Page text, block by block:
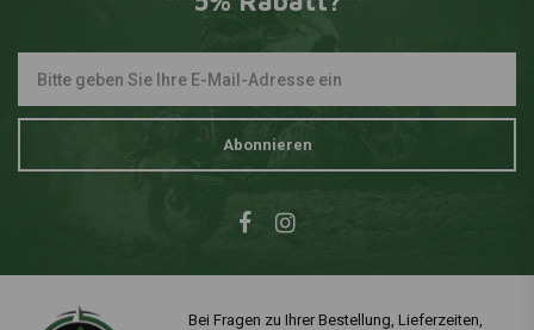
Abonnieren
Bei Fragen zu Ihrer Bestellung, Lieferzeiten,